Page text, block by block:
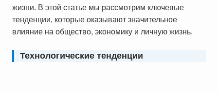
жизни. В этой статье мы рассмотрим ключевые
тенденции, которые оказывают значительное
влияние на общество, экономику и личную жизнь.
Технологические тенденции